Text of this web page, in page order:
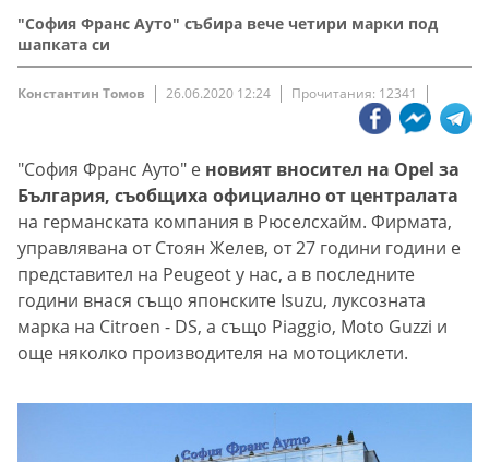
"София Франс Ауто" събира вече четири марки под
шапката си
Константин Томов 26.06.2020 12:24 Прочитания: 12341
"София Франс Ауто" е новият вносител на Opel за
България, съобщиха официално от централата
на германската компания в Рюселсхайм. Фирмата,
управлявана от Стоян Желев, от 27 години години е
представител на Peugeot у нас, а в последните
години внася също японските Isuzu, луксозната
марка на Citroen - DS, а също Piaggio, Moto Guzzi и
още няколко производителя на мотоциклети.